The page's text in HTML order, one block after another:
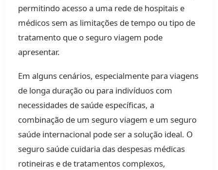
permitindo acesso a uma rede de hospitais e
médicos sem as limitações de tempo ou tipo de
tratamento que o seguro viagem pode
apresentar.
Em alguns cenários, especialmente para viagens
de longa duração ou para indivíduos com
necessidades de saúde específicas, a
combinação de um seguro viagem e um seguro
saúde internacional pode ser a solução ideal. O
seguro saúde cuidaria das despesas médicas
rotineiras e de tratamentos complexos,